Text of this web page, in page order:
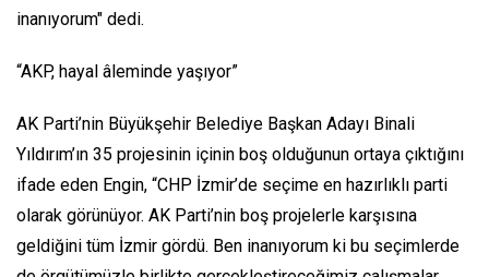
inanıyorum" dedi.
“AKP, hayal âleminde yaşıyor”
AK Parti’nin Büyükşehir Belediye Başkan Adayı Binali
Yıldırım’ın 35 projesinin içinin boş olduğunun ortaya çıktığını
ifade eden Engin, “CHP İzmir’de seçime en hazırlıklı parti
olarak görünüyor. AK Parti’nin boş projelerle karşısına
geldiğini tüm İzmir gördü. Ben inanıyorum ki bu seçimlerde